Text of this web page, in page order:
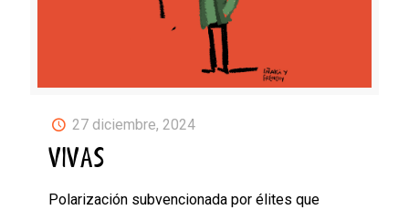
27 diciembre, 2024
VIVAS
Polarización subvencionada por élites que